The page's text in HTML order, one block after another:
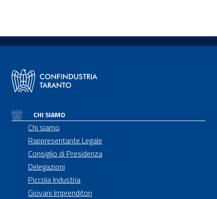
CHI SIAMO
Chi siamo
Rappresentante Legale
Consiglio di Presidenza
Delegazioni
Piccola Industria
Giovani Imprenditori